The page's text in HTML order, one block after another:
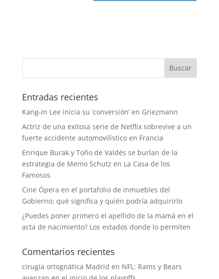
Entradas recientes
Kang-in Lee inicia su ‘conversión’ en Griezmann
Actriz de una exitosa serie de Netflix sobrevive a un
fuerte accidente automovilístico en Francia
Enrique Burak y Toño de Valdés se burlan de la
estrategia de Memo Schutz en La Casa de los
Famosos
Cine Ópera en el portafolio de inmuebles del
Gobierno; qué significa y quién podría adquirirlo
¿Puedes poner primero el apellido de la mamá en el
acta de nacimiento? Los estados donde lo permiten
Comentarios recientes
cirugía ortognática Madrid en NFL: Rams y Bears